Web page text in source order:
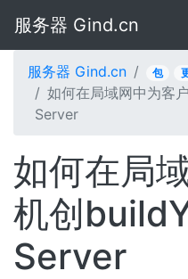
服务器 Gind.cn
服务器 Gind.cn 包
如何在局域网中为客
Server
如何在局
机创
Server